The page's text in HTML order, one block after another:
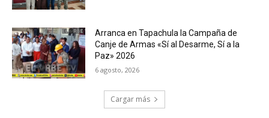
Arranca en Tapachula la Campaña de
Canje de Armas «Sí al Desarme, Sí a la
Paz» 2026
6 agosto, 2026
Cargar más